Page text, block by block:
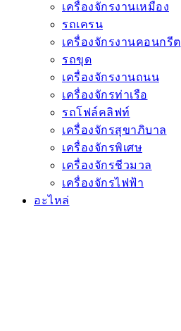
เครื่องจักรงานเหมือง
รถเครน
เครื่องจักรงานคอนกรีต
รถขุด
เครื่องจักรงานถนน
เครื่องจักรท่าเรือ
รถโฟล์คลิฟท์
เครื่องจักรสุขาภิบาล
เครื่องจักรพิเศษ
เครื่องจักรชีวมวล
เครื่องจักรไฟฟ้า
อะไหล่